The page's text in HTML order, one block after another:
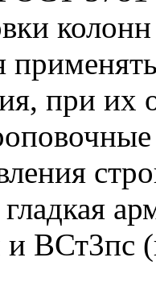
колонн
при их
и ВСт3пс